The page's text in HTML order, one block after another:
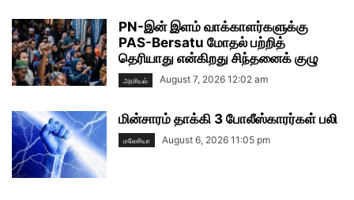
PN-இன் இளம் வாக்காளர்களுக்கு
PAS-Bersatu மோதல் பற்றித்
தெரியாது என்கிறது சிந்தனைக் குழு
அரசியல் August 7, 2026 12:02 am
மின்சாரம் தாக்கி 3 போலீஸ்காரர்கள் பலி
மலேசியா August 6, 2026 11:05 pm